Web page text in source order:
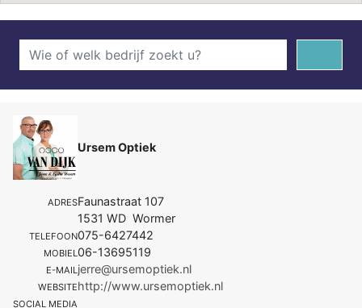
Ursem Optiek
ADRESFaunastraat 107
1531 WD Wormer
TELEFOON075-6427442
MOBIEL06-13695119
E-MAILjerre@ursemoptiek.nl
WEBSITEhttp://www.ursemoptiek.nl
SOCIAL MEDIA